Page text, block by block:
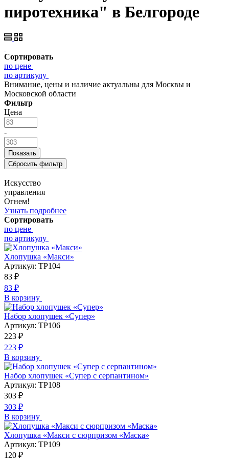
пиротехника" в Белгороде
Сортировать
по цене
по артикулу
Внимание, цены и наличие актуальны для Москвы и
Московской области
Фильтр
Цена
-
Искусство
управления
Огнем!
Узнать подробнее
Сортировать
по цене
по артикулу
Хлопушка «Макси»
Артикул: ТР104
83 ₽
83 ₽
В корзину
Набор хлопушек «Супер»
Артикул: ТР106
223 ₽
223 ₽
В корзину
Набор хлопушек «Супер с серпантином»
Артикул: ТР108
303 ₽
303 ₽
В корзину
Хлопушка «Макси с сюрпризом «Маска»
Артикул: ТР109
120 ₽